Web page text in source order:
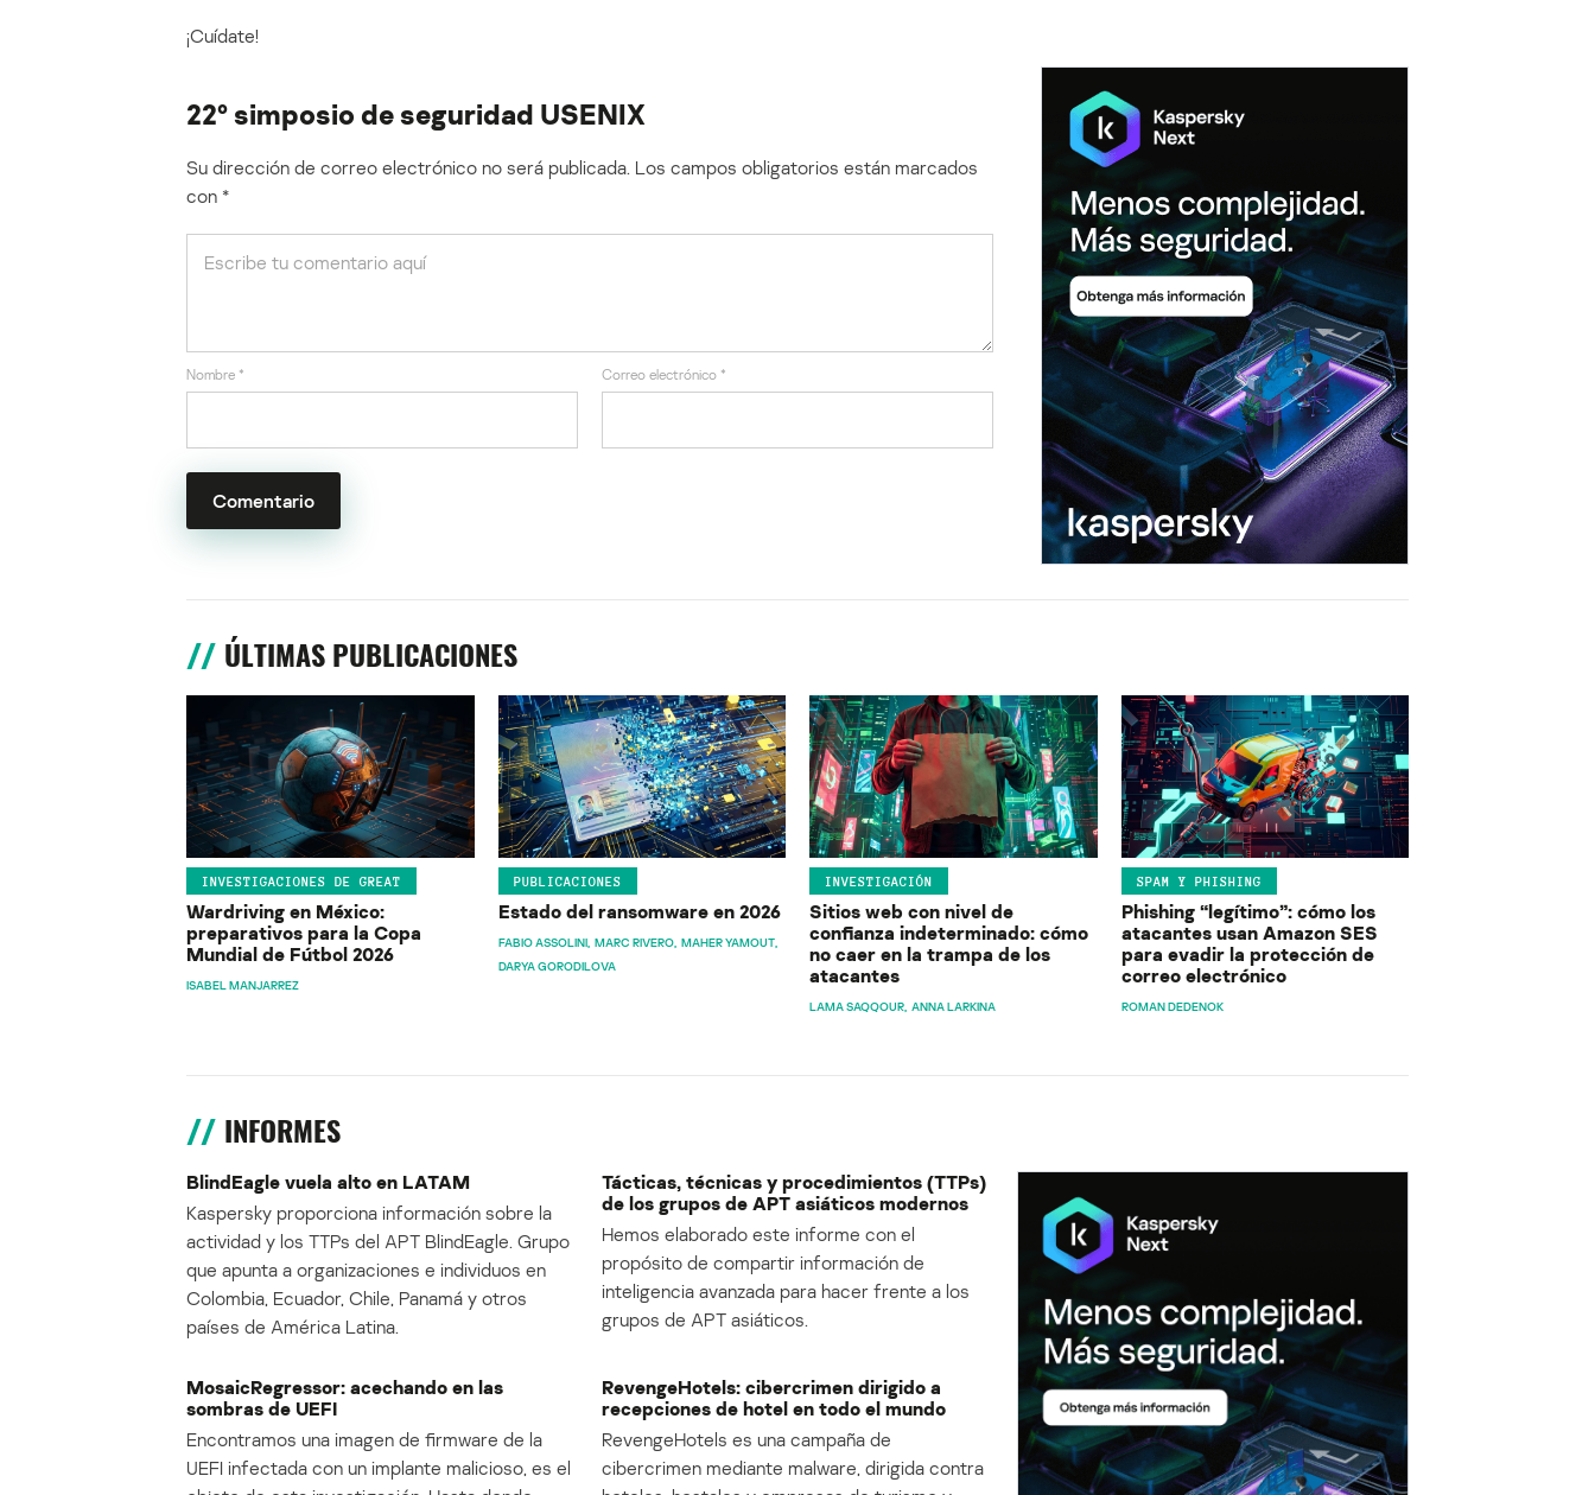
¡Cuídate!
22º simposio de seguridad USENIX
Su dirección de correo electrónico no será publicada. Los campos obligatorios están marcados
con *
Nombre * Correo electrónico *
ÚLTIMAS PUBLICACIONES
INVESTIGACIONES DE GREAT
Wardriving en México:
preparativos para la Copa
Mundial de Fútbol 2026
ISABEL MANJARREZ
PUBLICACIONES
Estado del ransomware en 2026
FABIO ASSOLINI MARC RIVERO MAHER YAMOUT
DARYA GORODILOVA
INVESTIGACIÓN
Sitios web con nivel de
confianza indeterminado: cómo
no caer en la trampa de los
atacantes
LAMA SAQQOUR ANNA LARKINA
SPAM Y PHISHING
Phishing “legítimo”: cómo los
atacantes usan Amazon SES
para evadir la protección de
correo electrónico
ROMAN DEDENOK
INFORMES
BlindEagle vuela alto en LATAM
Kaspersky proporciona información sobre la
actividad y los TTPs del APT BlindEagle. Grupo
que apunta a organizaciones e individuos en
Colombia, Ecuador, Chile, Panamá y otros
países de América Latina.
Tácticas, técnicas y procedimientos (TTPs)
de los grupos de APT asiáticos modernos
Hemos elaborado este informe con el
propósito de compartir información de
inteligencia avanzada para hacer frente a los
grupos de APT asiáticos.
MosaicRegressor: acechando en las
sombras de UEFI
Encontramos una imagen de firmware de la
UEFI infectada con un implante malicioso, es el
RevengeHotels: cibercrimen dirigido a
recepciones de hotel en todo el mundo
RevengeHotels es una campaña de
cibercrimen mediante malware, dirigida contra